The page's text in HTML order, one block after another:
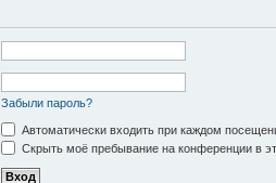
Забыли пароль?
Автоматически входить при каждом
Скрыть моё пребывание на конференции в